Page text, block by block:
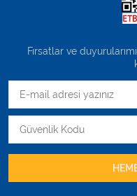
Fırsatlar ve